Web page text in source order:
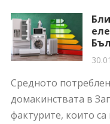
Средното
домакинствата в
фактурите, които са